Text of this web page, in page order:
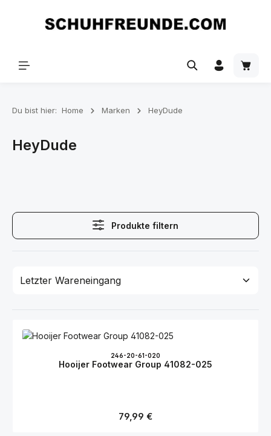
Du bist hier: Home Marken HeyDude
HeyDude
Produkte filtern
246-20-61-020
Hooijer Footwear Group 41082-025
Regulärer Preis:
79,99 €